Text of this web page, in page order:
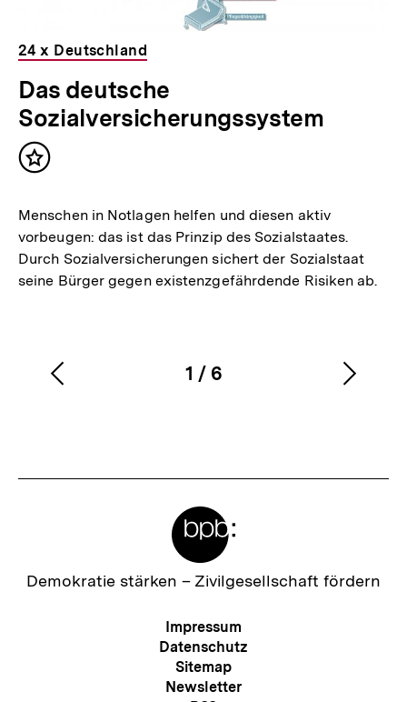
24 x Deutschland
Das deutsche
Sozialversicherungssystem
Inhalt
Menschen in Notlagen helfen und diesen aktiv
vorbeugen: das ist das Prinzip des Sozialstaates.
Durch Sozialversicherungen sichert der Sozialstaat
seine Bürger gegen existenzgefährdende Risiken ab.
Karussellinhalt
1
von
/ 6
Vorherigen
Zur
Demokratie stärken – Zivilgesellschaft fördern
Meta-
Navigation
Impressum
Datenschutz
Sitemap
Newsletter